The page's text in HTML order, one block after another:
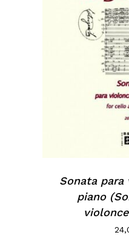
Sonata
piano